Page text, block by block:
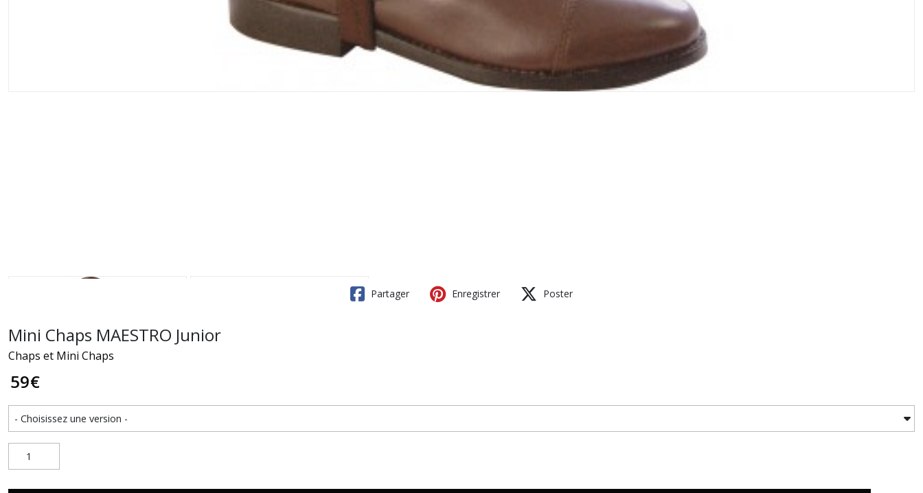
Partager Enregistrer Poster
Mini Chaps MAESTRO Junior
Chaps et Mini Chaps
59€